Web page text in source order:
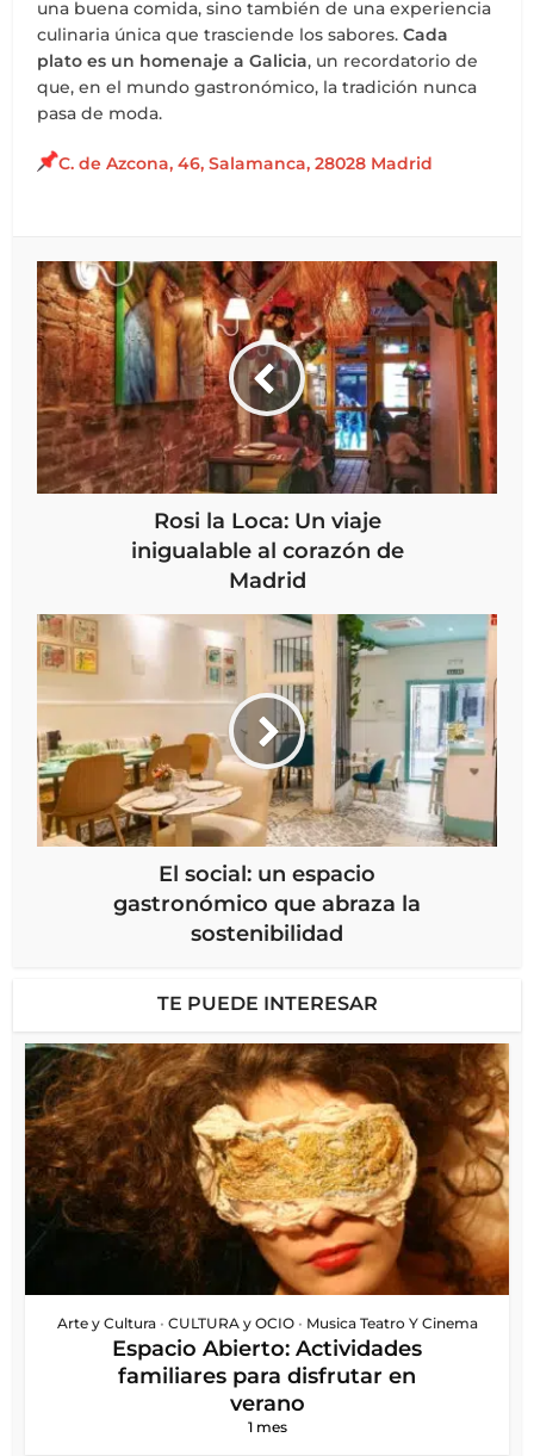
una buena comida, sino también de una experiencia
culinaria única que trasciende los sabores.Cada
plato es un homenaje a Galicia, un recordatorio de
que, en el mundo gastronómico, la tradición nunca
pasa de moda.
C. de Azcona, 46, Salamanca, 28028 Madrid
Rosi la Loca: Un viaje
inigualable al corazón de
Madrid
El social: un espacio
gastronómico que abraza la
sostenibilidad
TE PUEDE INTERESAR
Arte y Cultura • CULTURA y OCIO • Musica Teatro Y Cinema
Espacio Abierto: Actividades
familiares para disfrutar en
verano
1 mes